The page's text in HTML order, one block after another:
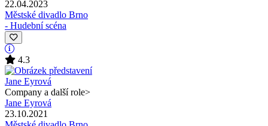
22.04.2023
Městské divadlo Brno
- Hudební scéna
4.3
Company a další role>
Jane Eyrová
23.10.2021